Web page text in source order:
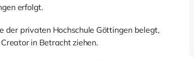
erfolgt.
der privaten Hochschule Göttingen belegt,
in Betracht ziehen.